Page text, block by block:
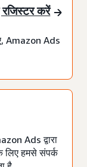
करें
Amazon Ads
Ads द्वारा
लिए हमसे संपर्क